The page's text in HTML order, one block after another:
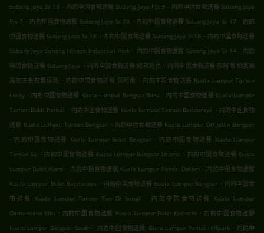
Subang Jaya Ss 13 . 内的中国食物送餐 Subang Jaya Pjs 9 . 内的中国食物送餐 Subang Jaya
Pjs 7 . 内的中国食物送餐 Subang Jaya Ss 19 . 内的中国食物送餐 Subang Jaya Ss 17 . 内的
中国食物送餐 Subang Jaya Ss 18 . 内的中国食物送餐 Subang Jaya Ss18 . 内的中国食物送餐
Subang Jaya Subang Hi-tech Industrial Park . 内的中国食物送餐 Subang Jaya Ss 14 . 内的
中国食物送餐 Subang Jaya . 内的中国食物送餐 梳邦再也 . 内的中国食物送餐 莎阿南 绍嘉纳
高尔夫乡村俱乐部
. 内的中国食物送餐 莎阿南 . 内的中国食物送餐 Kuala Lumpur Taman
Lucky . 内的中国食物送餐 Kuala Lumpur Bangsar Baru . 内的中国食物送餐 Kuala Lumpur
Taman Bukit Pantai . 内的中国食物送餐 Kuala Lumpur Taman Bandaraya . 内的中国食物
送餐 Kuala Lumpur Taman Bangsar . 内的中国食物送餐 Kuala Lumpur Off Jalan Bangsar
. 内的中国食物送餐 Kuala Lumpur Bukit Bangsar . 内的中国食物送餐 Kuala Lumpur
Taman Sa . 内的中国食物送餐 Kuala Lumpur Bangsar Utama . 内的中国食物送餐 Kuala
Lumpur Bukit Kiara . 内的中国食物送餐 Kuala Lumpur Pantai Dalam . 内的中国食物送餐
Kuala Lumpur Bukit Bandaraya . 内的中国食物送餐 Kuala Lumpur Bangsar . 内的中国食
物送餐 Kuala Lumpur Taman Tun Dr Ismail
. 内的中国食物送餐 Kuala Lumpur
Damansara Kim . 内的中国食物送餐 Kuala Lumpur Bukit Kerinchi . 内的中国食物送餐
Kuala Lumpur Bangsar South . 内的中国食物送餐 Kuala Lumpur Pantai Hillpark . 内的中